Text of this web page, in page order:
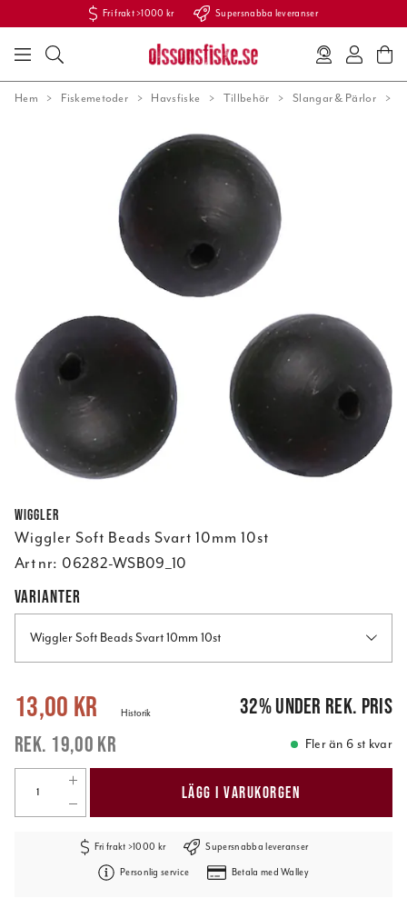
Fri frakt >1000 kr Supersnabba leveranser
Hem Fiskemetoder Havsfiske Tillbehör Slangar & Pärlor
Wiggler
Wiggler Soft Beads Svart 10mm 10st
Art nr: 06282-WSB09_10
VARIANTER
Wiggler Soft Beads Svart 10mm 10st
Nuvarande pris: 19,00 kr
13,00 kr
19,00 kr
Historik 32%under rek. pris
Fler än 6 st kvar
LÄGG I VARUKORGEN
Fri frakt >1000 kr Supersnabba leveranser
Personlig service Betala med Walley